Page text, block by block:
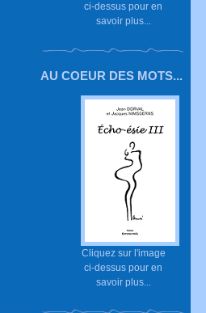
ci-dessus pour en
savoir plus...
AU COEUR DES MOTS...
Cliquez sur l'image
ci-dessus pour en
savoir plus...